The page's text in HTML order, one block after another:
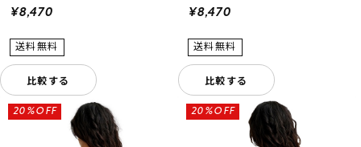
¥8,470
比較する
¥8,470
比較する
20%OFF 20%OFF